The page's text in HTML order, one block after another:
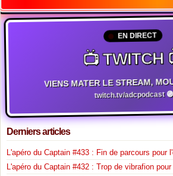
EN DIRECT
📺 TWITCH
VIENS MATER LE STREAM,
twitch.tv/adcpodcast 🟣
Derniers articles
L'apéro du Captain #433 : Fin de parcours pour
L'apéro du Captain #432 : Trop de vibrafion